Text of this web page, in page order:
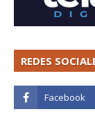
REDES